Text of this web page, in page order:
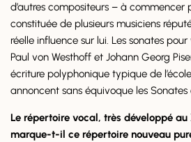
d’autres compositeurs – à commencer
constituée de plusieurs musiciens
réelle influence sur lui. Les sonates
Paul von Westhoff et Johann Georg
écriture polyphonique typique de
annoncent sans équivoque les Sonates
Le répertoire vocal, très développé
marque-t-il ce répertoire nouveau